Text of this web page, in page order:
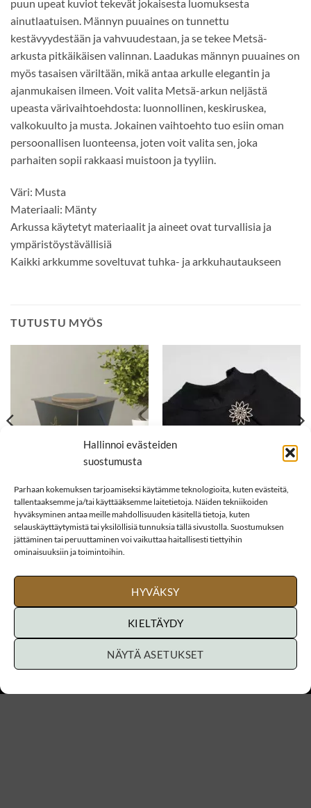
Hallinnoi evästeiden
suostumusta
Parhaan kokemuksen tarjoamiseksi käytämme teknologioita, kuten evästeitä,
tallentaaksemme ja/tai käyttääksemme laitetietoja. Näiden tekniikoiden
hyväksyminen antaa meille mahdollisuuden käsitellä tietoja, kuten
selauskäyttäytymistä tai yksilöllisiä tunnuksia tällä sivustolla. Suostumuksen
jättäminen tai peruuttaminen voi vaikuttaa haitallisesti tiettyihin
ominaisuuksiin ja toimintoihin.
HYVÄKSY
KIELTÄYDY
NÄYTÄ ASETUKSET
puun upeat kuviot tekevät jokaisesta luomuksesta
ainutlaatuisen. Männyn puuaines on tunnettu
kestävyydestään ja vahvuudestaan, ja se tekee Metsä-
arkusta pitkäikäisen valinnan. Laadukas männyn puuaines on
myös tasaisen väriltään, mikä antaa arkulle elegantin ja
ajanmukaisen ilmeen. Voit valita Metsä-arkun neljästä
upeasta värivaihtoehdosta: luonnollinen, keskiruskea,
valkokuulto ja musta. Jokainen vaihtoehto tuo esiin oman
persoonallisen luonteensa, joten voit valita sen, joka
parhaiten sopii rakkaasi muistoon ja tyyliin.
Väri: Musta
Materiaali: Mänty
Arkussa käytetyt materiaalit ja aineet ovat turvallisia ja
ympäristöystävällisiä
Kaikki arkkumme soveltuvat tuhka- ja arkkuhautaukseen
TUTUSTU MYÖS
Musta Lintu
118,00€ PELLAVAVAATTEET
Musta – unisex
korulla
129,00